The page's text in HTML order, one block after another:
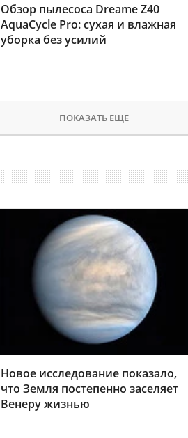
Обзор пылесоса Dreame Z40
AquaCycle Pro: сухая и влажная
уборка без усилий
ПОКАЗАТЬ ЕЩЕ
Новое исследование показало,
что Земля постепенно заселяет
Венеру жизнью